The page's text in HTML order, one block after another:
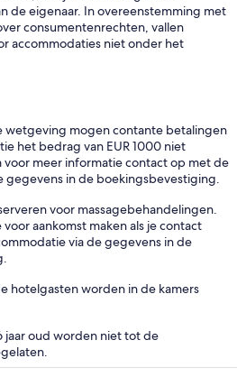
de eigenaar. In overeenstemming met
consumentenrechten, vallen
accommodaties niet onder het
wetgeving mogen contante betalingen
het bedrag van EUR 1000 niet
meer informatie contact op met de
gegevens in de boekingsbevestiging.
voor massagebehandelingen.
aankomst maken als je contact
via de gegevens in de
hotelgasten worden in de kamers
jaar oud worden niet tot de